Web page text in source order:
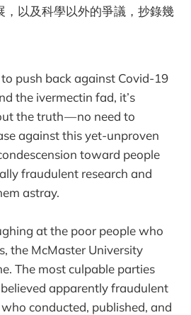
以及科學以外的爭議，抄錄幾
push back against Covid-19
the ivermectin fad, it’s
the truth — no need to
against this yet-unproven
toward people
fraudulent research and
astray.
at the poor people who
the McMaster University
The most culpable parties
apparently fraudulent
who conducted, published, and